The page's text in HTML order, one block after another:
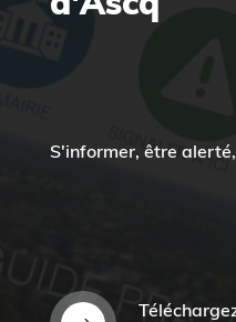
S'informer, être